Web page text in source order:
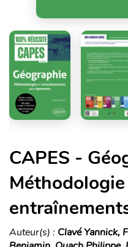
CAPES -
Auteur(s) : Clavé Yannick,